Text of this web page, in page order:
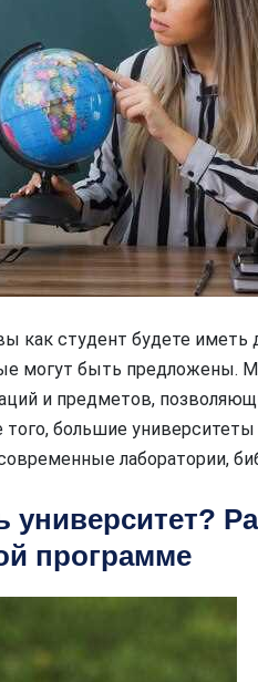
как студент будете иметь
могут быть предложены.
и предметов,
того, большие
лаборатории,
программе